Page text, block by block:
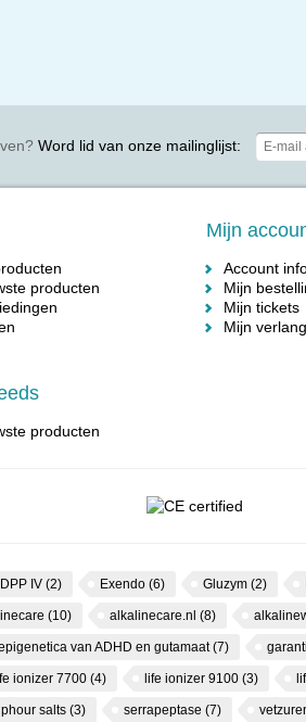
Word lid van onze mailinglijst:
producten
producten
Mijn
Account
Mijn
Mijn tickets
Mijn
DPP IV (2) Exendo (6) Gluzym (2)
(10) alkalinecare.nl (8)
van ADHD en gutamaat(7)
ionizer 7700 (4) life ionizer 9100 (3)
phour salts (3) serrapeptase (7)